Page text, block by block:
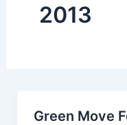
2013
Green Move